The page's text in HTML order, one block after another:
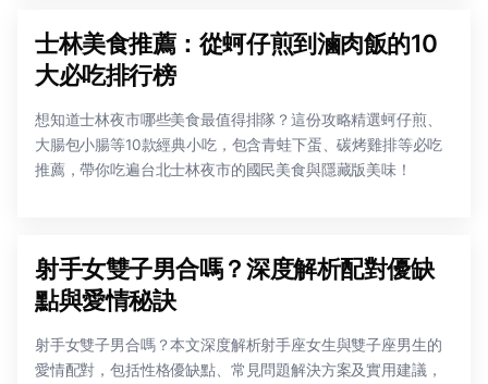
士林美食推薦：從蚵仔煎到滷肉飯的10
大必吃排行榜‌
想知道士林夜市哪些美食最值得排隊？這份攻略精選蚵仔煎、
大腸包小腸等10款經典小吃，包含青蛙下蛋、碳烤雞排等必吃
推薦，帶你吃遍台北士林夜市的國民美食與隱藏版美味！
射手女雙子男合嗎？深度解析配對優缺
點與愛情秘訣
射手女雙子男合嗎？本文深度解析射手座女生與雙子座男生的
愛情配對，包括性格優缺點、常見問題解決方案及實用建議，